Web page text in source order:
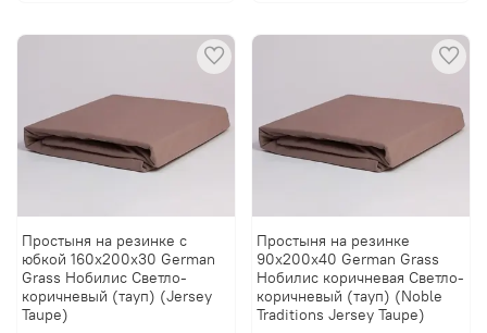
Простыня на резинке с
юбкой 160х200х30 German
Grass Нобилис Светло-
коричневый (тауп) (Jersey
Taupe)
Простыня на резинке
90х200х40 German Grass
Нобилис коричневая Светло-
коричневый (тауп) (Noble
Traditions Jersey Taupe)